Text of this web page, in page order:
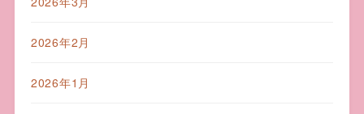
2026年2月
2026年1月